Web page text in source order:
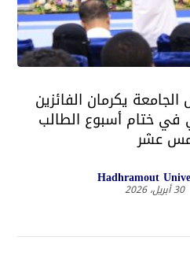
يكرمان الفائزين
في ختام أسبوع الطالب
عشر
Hadhramout
30 أبريل، 2026